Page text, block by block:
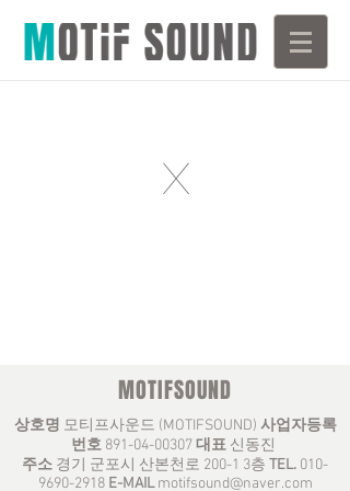
X
MOTIFSOUND
상호명 모티프사운드 (MOTIFSOUND) 사업자등록
번호 891-04-00307대표 신동진
주소 경기 군포시 산본천로 200-1 3층 TEL. 010-
9690-2918 E-MAIL motifsound@naver.com